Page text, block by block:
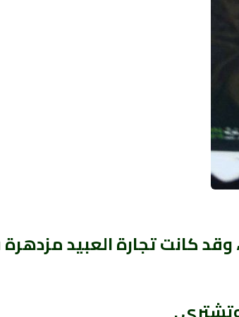
كانت تجارة العبيد